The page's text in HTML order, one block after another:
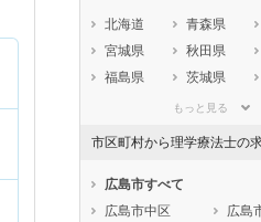
北海道 青森県
宮城県
秋田県
福島県
茨城県
埼玉県
石川県
静岡県
愛知県
もっと見る
市区町村から理学療法士の
広島市すべて
広島市中区
広島